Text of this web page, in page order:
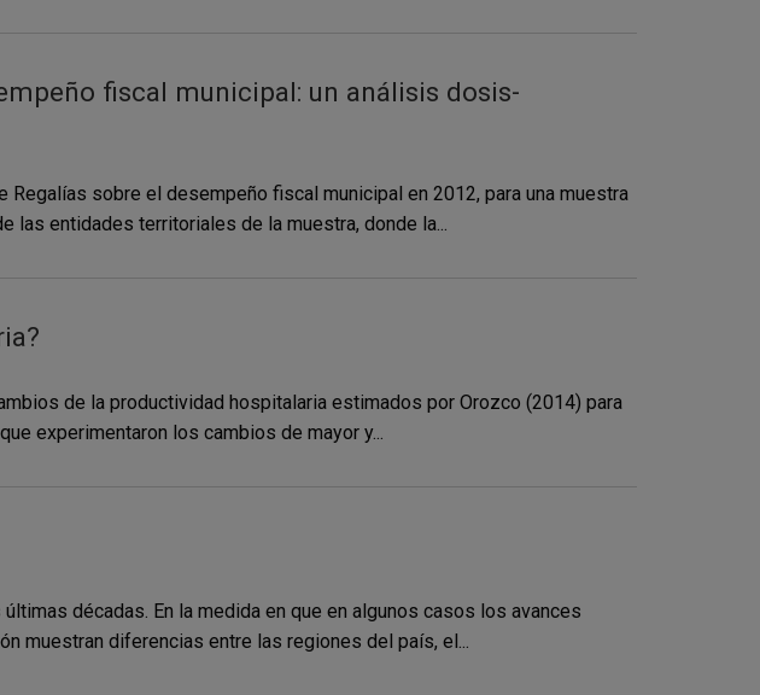
fiscal municipal: un análisis dosis-
sobre el desempeño fiscal municipal en 2012, para una muestra
las entidades territoriales de la muestra, donde la...
de la productividad hospitalaria estimados por Orozco (2014) para
experimentaron los cambios de mayor y...
décadas. En la medida en que en algunos casos los avances
muestran diferencias entre las regiones del país, el...